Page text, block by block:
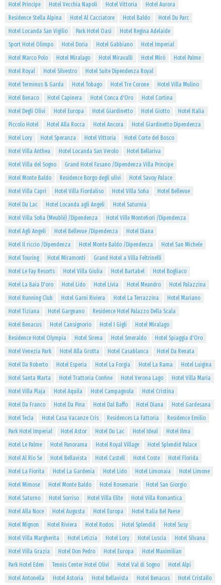
Hotel Principe Hotel Vecchia Napoli Hotel Vittoria
Hotel Aurora
Residence Stella Alpina
Hotel Al Cacciatore Hotel Baldo
Hotel Du Parc
Hotel Locanda San Vigilio
Park Hotel Oasi
Hotel Regina Adelaide
Sport Hotel Olimpo
Hotel Doria Hotel Gabbiano
Hotel Imperial
Hotel Marco Polo
Hotel Miralago Hotel Miravalli Hotel Mirò
Hotel Palme
Hotel Royal
Hotel Silvestro
Hotel Suite Dipendenza Royal
Hotel Terminus & Garda
Hotel Tobago Hotel Tre Corone
Hotel Villa Mulino
Hotel Benaco
Hotel Capinera Hotel Conca d'Oro
Hotel Cortina
Hotel Degli Olivi
Hotel Europa Hotel Giardinetto Hotel Giotto
Hotel Italia
Piccolo Hotel
Hotel Alla Rocca Hotel Ancora
Hotel Giardinetto Dipendenza
Hotel Lory
Hotel Speranza Hotel Vittoria
Hotel Corte del Bosco
Hotel Villa Anthea
Hotel Locanda San Verolo
Hotel Bellariva
Hotel Villa del Sogno
Grand Hotel Fasano /Dipendenza Villa Principe
Hotel Monte Baldo
Residence Borgo degli ulivi
Hotel Savoy Palace
Hotel Villa Capri
Hotel Villa Fiordaliso Hotel Villa Sofia
Hotel Bellevue
Hotel Du Lac
Hotel Locanda agli Angeli
Hotel Saturnia
Hotel Villa Sofia (Meublè) /Dipendenza
Hotel Ville Montefiori /Dipendenza
Hotel Agli Angeli
Hotel Bellevue /Dipendenza
Hotel Diana
Hotel Il riccio /Dipendenza
Hotel Monte Baldo /Dipendenza
Hotel San Michele
Hotel Touring
Hotel Miramonti
Grand Hotel a Villa Feltrinelli
Hotel Le Fay Resorts
Hotel Villa Giulia Hotel Bartabel
Hotel Bogliaco
Hotel La Baia D'oro
Hotel Lido Hotel Livia Hotel Meandro
Hotel Palazzina
Hotel Running Club
Hotel Garni Riviera Hotel La Terrazzina
Hotel Mariano
Hotel Tiziana
Hotel Gargnano
Residence Hotel Palazzo Della Scala
Hotel Benacus
Hotel Cansignorio Hotel I Gigli
Hotel Miralago
Residence Hotel Olympia
Hotel Sirena Hotel Smeraldo
Hotel Spiaggia d'Oro
Hotel Venezia Park
Hotel Alla Grotta Hotel Casablanca
Hotel Da Renata
Hotel Da Roberto
Hotel Esperia Hotel La Forgia Hotel La Rama
Hotel Luigina
Hotel Santa Marta
Hotel Trattoria Confine Hotel Verona Lago
Hotel Villa Maria
Hotel Villa Plaja
Hotel Aquila Hotel Campagnola
Hotel Cristina
Hotel Da Franco
Hotel Da Pina Hotel Dal Baffo Hotel Diana
Hotel Gardesana
Hotel Tecla
Hotel Casa Vacanze Cris Residences La Fattoria
Residence Emilio
Park Hotel Imperial
Hotel Astor Hotel Du Lac Hotel Ideal
Hotel Ilma
Hotel Le Palme
Hotel Panorama Hotel Royal Village
Hotel Splendid Palace
Hotel Al Rio Se
Hotel Bellavista Hotel Castell Hotel Coste
Hotel Florida
Hotel La Fiorita
Hotel La Gardenia Hotel Lido Hotel Limonaia
Hotel Limone
Hotel Mimose
Hotel Monte Baldo Hotel Rosemarie
Hotel San Giorgio
Hotel Saturno
Hotel Sorriso Hotel Villa Elite
Hotel Villa Romantica
Hotel Alla Noce
Hotel Augusta Hotel Europa
Hotel Italia Bel Paese
Hotel Mignon
Hotel Riviera Hotel Rodos Hotel Splendid
Hotel Susy
Hotel Villa Margherita
Hotel Letizia Hotel Lory Hotel Luscia
Hotel Silvana
Hotel Villa Grazia
Hotel Don Pedro Hotel Europa
Hotel Maximilian
Park Hotel Eden
Tennis Center Hotel Olivi Hotel Val di Sogno
Hotel Alpi
Hotel Antonella
Hotel Astoria Hotel Bellavista Hotel Benacus
Hotel Cristallo